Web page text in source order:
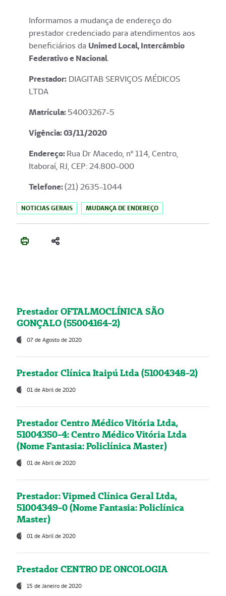
Informamos a mudança de endereço do
prestador credenciado para atendimentos aos
beneficiários da Unimed Local, Intercâmbio
Federativo e Nacional.
Prestador: DIAGITAB SERVIÇOS MÉDICOS
LTDA
Matrícula:54003267-5
Vigência: 03/11/2020
Endereço:Rua Dr Macedo, nº 114, Centro,
Itaboraí, RJ, CEP: 24.800-000
Telefone:(21) 2635-1044
NOTICIAS GERAIS MUDANÇA DE ENDEREÇO
Prestador OFTALMOCLÍNICA SÃO
GONÇALO (55004164-2)
07 de Agosto de 2020
Prestador Clínica Itaipú Ltda (51004348-2)
01 de Abril de 2020
Prestador Centro Médico Vitória Ltda,
51004350-4: Centro Médico Vitória Ltda
(Nome Fantasia: Policlínica Master)
01 de Abril de 2020
Prestador: Vipmed Clínica Geral Ltda,
51004349-0 (Nome Fantasia: Policlínica
Master)
01 de Abril de 2020
Prestador CENTRO DE ONCOLOGIA
15 de Janeiro de 2020